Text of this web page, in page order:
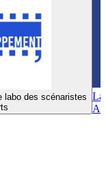
labo des scénaristes La